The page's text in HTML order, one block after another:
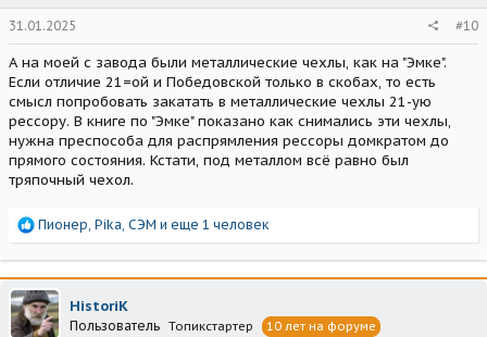
31.01.2025 #10
А на моей с завода были металлические чехлы, как на "Эмке".
Если отличие 21=ой и Победовской только в скобах, то есть
смысл попробовать закатать в металлические чехлы 21-ую
рессору. В книге по "Эмке" показано как снимались эти чехлы,
нужна преспособа для распрямления рессоры домкратом до
прямого состояния. Кстати, под металлом всё равно был
тряпочный чехол.
Р
а
к
ц
и
и
Пионер Pika СЭМ и еще 1 человек
HistoriK
Пользователь Топикстартер 10 лет на форуме